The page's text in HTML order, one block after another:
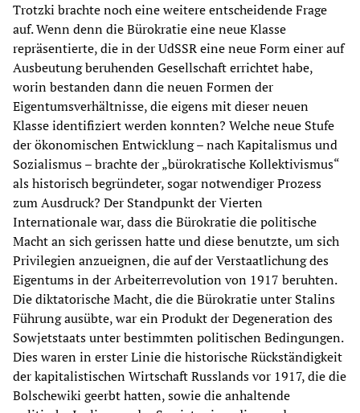
Trotzki brachte noch eine weitere entscheidende Frage
auf. Wenn denn die Bürokratie eine neue Klasse
repräsentierte, die in der UdSSR eine neue Form einer auf
Ausbeutung beruhenden Gesellschaft errichtet habe,
worin bestanden dann die neuen Formen der
Eigentumsverhältnisse, die eigens mit dieser neuen
Klasse identifiziert werden konnten? Welche neue Stufe
der ökonomischen Entwicklung – nach Kapitalismus und
Sozialismus – brachte der „bürokratische Kollektivismus“
als historisch begründeter, sogar notwendiger Prozess
zum Ausdruck? Der Standpunkt der Vierten
Internationale war, dass die Bürokratie die politische
Macht an sich gerissen hatte und diese benutzte, um sich
Privilegien anzueignen, die auf der Verstaatlichung des
Eigentums in der Arbeiterrevolution von 1917 beruhten.
Die diktatorische Macht, die die Bürokratie unter Stalins
Führung ausübte, war ein Produkt der Degeneration des
Sowjetstaats unter bestimmten politischen Bedingungen.
Dies waren in erster Linie die historische Rückständigkeit
der kapitalistischen Wirtschaft Russlands vor 1917, die die
Bolschewiki geerbt hatten, sowie die anhaltende